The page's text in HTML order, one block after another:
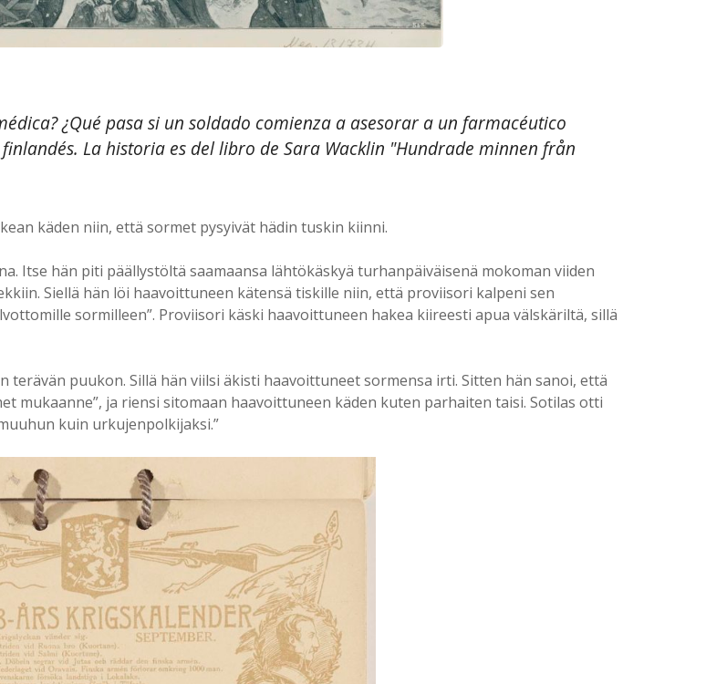
¿Qué pasa si un soldado comienza a asesorar a un farmacéutico
La historia es del libro de Sara Wacklin "Hundrade minnen från
käden niin, että sormet pysyivät hädin tuskin kiinni.
Itse hän piti päällystöltä saamaansa lähtökäskyä turhanpäiväisenä mokoman viiden
Siellä hän löi haavoittuneen kätensä tiskille niin, että proviisori kalpeni sen
sormilleen”. Proviisori käski haavoittuneen hakea kiireesti apua välskäriltä, sillä
terävän puukon. Sillä hän viilsi äkisti haavoittuneet sormensa irti. Sitten hän sanoi, että
mukaanne”, ja riensi sitomaan haavoittuneen käden kuten parhaiten taisi. Sotilas otti
kuin urkujenpolkijaksi.”